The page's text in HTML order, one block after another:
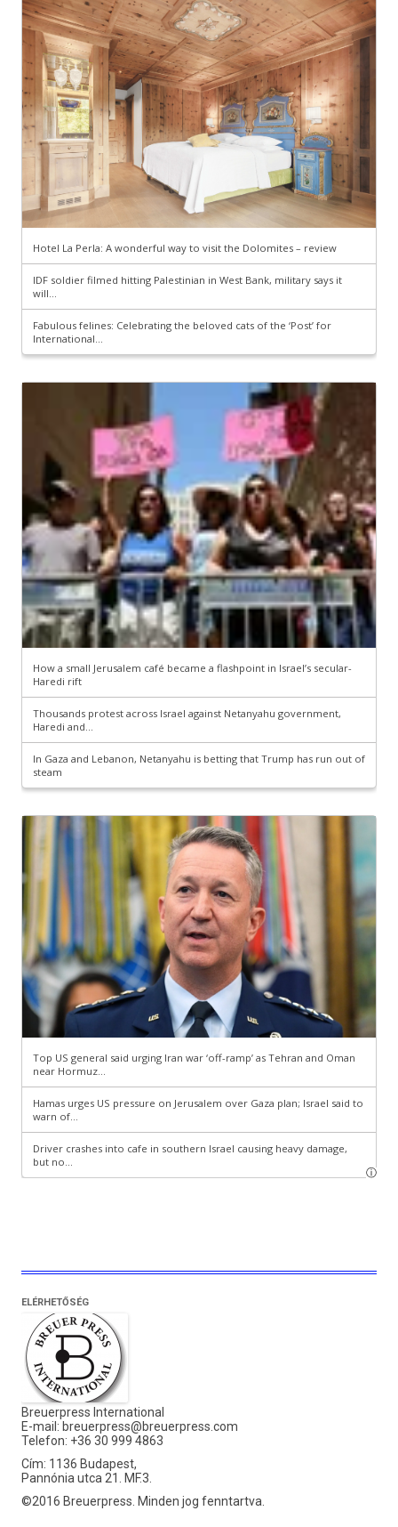
ELÉRHETŐSÉG
Breuerpress International
E-mail: breuerpress@breuerpress.com
Telefon: +36 30 999 4863
Cím: 1136 Budapest,
Pannónia utca 21. MF.3.
©2016 Breuerpress. Minden jog fenntartva.